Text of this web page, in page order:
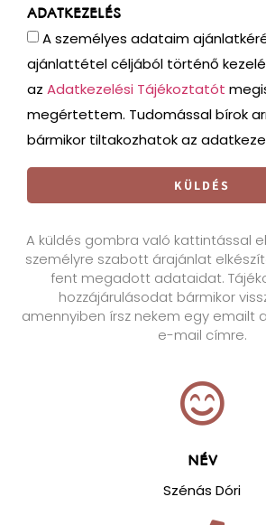
ADATKEZELÉS
A személyes adataim
ajánlattétel céljából történő
az Adatkezelési Tájékoztatót
megértettem. Tudomással bírok
bármikor tiltakozhatok az
KÜLDÉS
A küldés gombra való kattintással
személyre szabott árajánlat
fent megadott adataidat.
hozzájárulásodat bármikor
amennyiben írsz nekem egy emailt
e-mail címre.
NÉV
Szénás Dóri